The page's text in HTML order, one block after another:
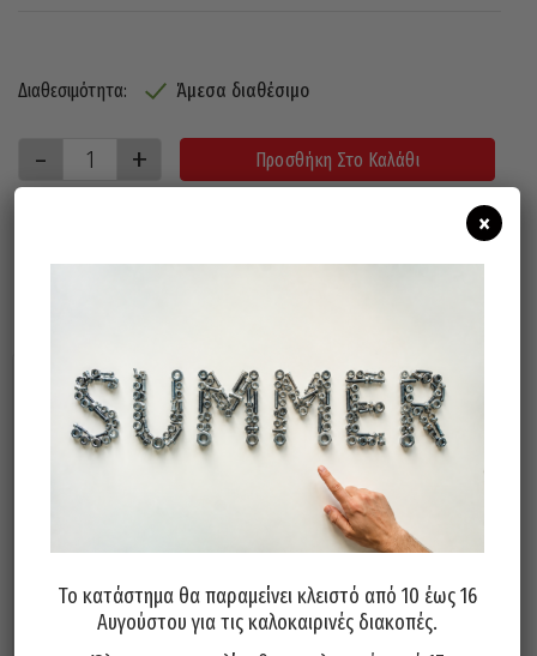
Διαθεσιμότητα: Άμεσα διαθέσιμο
Προσθήκη Στο Καλάθι
Σιδηροπρίονο Πλαστική Λαβή
300mm INTER 50756011
Σετ 2 Λάμες Για Μίνι
Σιδηροπρίονα 150mm KAPRIOL
Το κατάστημα θα παραμείνει κλειστό από 10 έως 16
Αυγούστου για τις καλοκαιρινές διακοπές.
×